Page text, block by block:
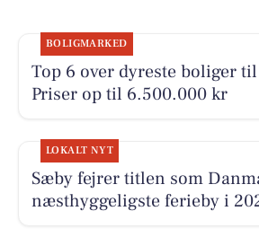
BOLIGMARKED
Top 6 over dyreste boliger
Priser op til 6.500.000 kr
LOKALT NYT
Sæby fejrer titlen som
næsthyggeligste ferieby i